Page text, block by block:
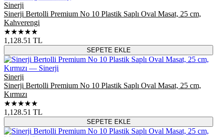
Sinerji
Sinerji Bertolli Premium No 10 Plastik Saplı Oval Masat, 25 cm,
Kahverengi
★★★★★
1,128.51 TL
SEPETE EKLE
Sinerji
Sinerji Bertolli Premium No 10 Plastik Saplı Oval Masat, 25 cm,
Kırmızı
★★★★★
1,128.51 TL
SEPETE EKLE